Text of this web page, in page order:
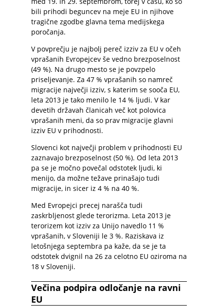
bili prihodi beguncev na meje EU in njihove
tragične zgodbe glavna tema medijskega
poročanja.
V povprečju je najbolj pereč izziv za EU v očeh
vprašanih Evropejcev še vedno brezposelnost
(49 %). Na drugo mesto se je povzpelo
priseljevanje. Za 47 % vprašanih so namreč
migracije največji izziv, s katerim se sooča EU,
leta 2013 je tako menilo le 14 % ljudi. V kar
devetih državah članicah več kot polovica
vprašanih meni, da so prav migracije glavni
izziv EU v prihodnosti.
Slovenci kot največji problem v prihodnosti EU
zaznavajo brezposelnost (50 %). Od leta 2013
pa se je močno povečal odstotek ljudi, ki
menijo, da možne težave prinašajo tudi
migracije, in sicer iz 4 % na 40 %.
Med Evropejci precej narašča tudi
zaskrbljenost glede terorizma. Leta 2013 je
terorizem kot izziv za Unijo navedlo 11 %
vprašanih, v Sloveniji le 3 %. Raziskava iz
letošnjega septembra pa kaže, da se je ta
odstotek dvignil na 26 za celotno EU oziroma na
18 v Sloveniji.
Večina podpira odločanje na ravni
EU